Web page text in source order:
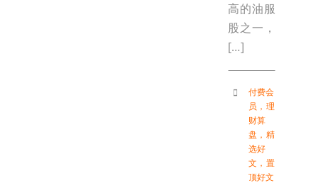
高的油服
股之一，
[…]
付费会
员 ， 理
财算
盘 ， 精
选好
文 ， 置
顶好文